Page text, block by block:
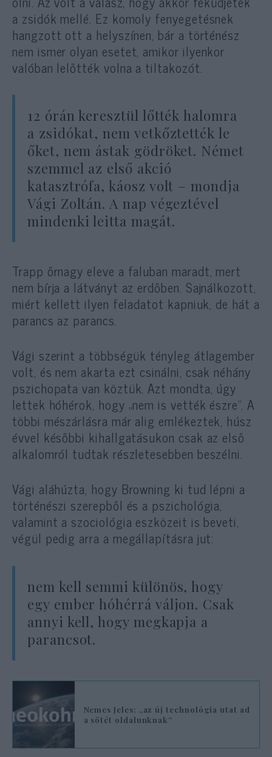
a zsidók mellé. Ez komoly fenyegetésnek
hangzott ott a helyszínen, bár a történész
nem ismer olyan esetet, amikor ilyenkor
valóban lelőtték volna a tiltakozót.
12 órán keresztül lőtték halomra
a zsidókat, nem vetkőztették le
őket, nem ástak gödröket. Német
szemmel az első akció
katasztrófa, káosz volt – mondja
Vági Zoltán. A nap végeztével
mindenki leitta magát.
Trapp őrnagy eleve a faluban maradt, mert
nem bírja a látványt az erdőben. Sajnálkozott,
miért kellett ilyen feladatot kapniuk, de hát a
parancs az parancs.
Vági szerint a többségük tényleg átlagember
volt, és nem akarta ezt csinálni, csak néhány
pszichopata van köztük. Azt mondta, úgy
lettek hóhérok, hogy „nem is vették észre”. A
többi mészárlásra már alig emlékeztek, húsz
évvel későbbi kihallgatásukon csak az első
alkalomról tudtak részletesebben beszélni.
Vági aláhúzta, hogy Browning ki tud lépni a
történészi szerepből és a pszichológia,
valamint a szociológia eszközeit is beveti,
végül pedig arra a megállapításra jut:
nem kell semmi különös, hogy
egy ember hóhérrá váljon. Csak
annyi kell, hogy megkapja a
parancsot.
Nemes Jeles: „az új technológia utat ad
a sötét oldalunknak”